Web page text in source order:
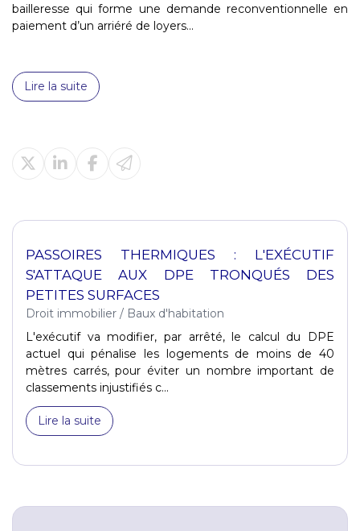
bailleresse qui forme une demande reconventionnelle en
paiement d’un arriéré de loyers...
Lire la suite
PASSOIRES THERMIQUES : L'EXÉCUTIF
S'ATTAQUE AUX DPE TRONQUÉS DES
PETITES SURFACES
Droit immobilier / Baux d'habitation
L'exécutif va modifier, par arrêté, le calcul du DPE
actuel qui pénalise les logements de moins de 40
mètres carrés, pour éviter un nombre important de
classements injustifiés c...
Lire la suite